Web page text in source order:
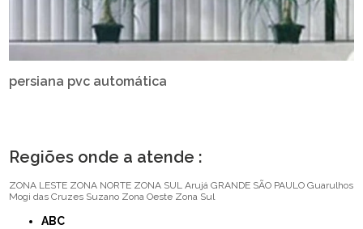
persiana pvc automática
Regiões onde a atende :
ZONA LESTE ZONA NORTE ZONA SUL Arujá GRANDE SÃO PAULO Guarulhos
Mogi das Cruzes Suzano Zona Oeste Zona Sul
ABC